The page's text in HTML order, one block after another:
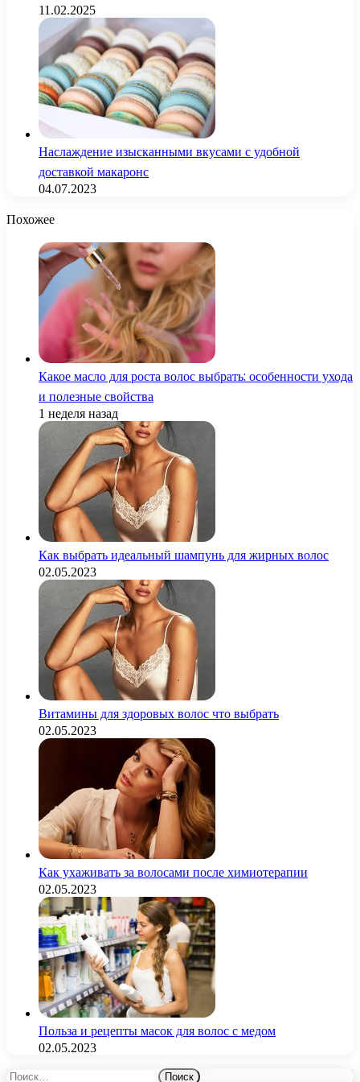
11.02.2025
Наслаждение изысканными вкусами с удобной
доставкой макаронс
04.07.2023
Похожее
Какое масло для роста волос выбрать: особенности ухода
и полезные свойства
1 неделя назад
Как выбрать идеальный шампунь для жирных волос
02.05.2023
Витамины для здоровых волос что выбрать
02.05.2023
Как ухаживать за волосами после химиотерапии
02.05.2023
Польза и рецепты масок для волос с медом
02.05.2023
Найти: